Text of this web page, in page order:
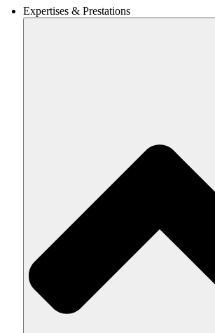
Expertises & Prestations